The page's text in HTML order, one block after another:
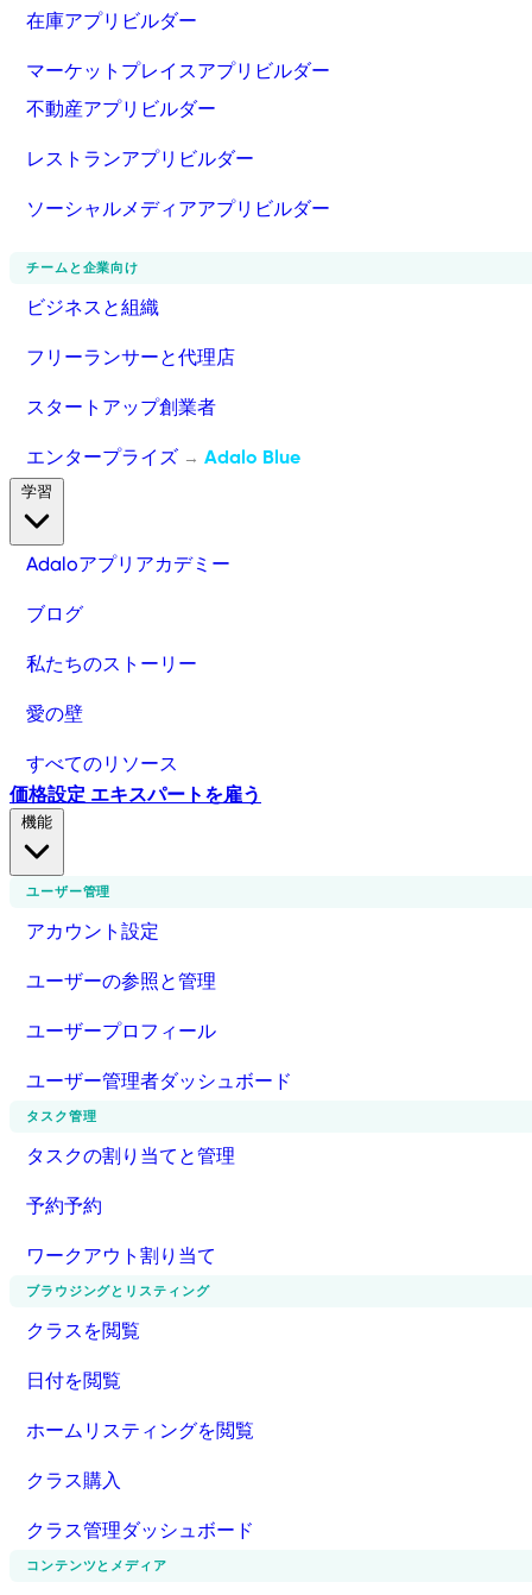
在庫アプリビルダー
マーケットプレイスアプリビルダー
不動産アプリビルダー
レストランアプリビルダー
ソーシャルメディアアプリビルダー
チームと企業向け
ビジネスと組織
フリーランサーと代理店
スタートアップ創業者
エンタープライズ → Adalo Blue
Adaloアプリアカデミー
ブログ
私たちのストーリー
愛の壁
すべてのリソース
価格設定 エキスパートを雇う
ユーザー管理
アカウント設定
ユーザーの参照と管理
ユーザープロフィール
ユーザー管理者ダッシュボード
タスク管理
タスクの割り当てと管理
予約予約
ワークアウト割り当て
ブラウジングとリスティング
クラスを閲覧
日付を閲覧
ホームリスティングを閲覧
クラス購入
クラス管理ダッシュボード
コンテンツとメディア